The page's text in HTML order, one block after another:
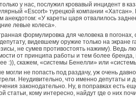
у нас, послужил кровавый инцидент в
«Escort» турецкой компании «Хатсан».
анекдотом: «У кареты царя отвалилось
левые колеса».
формулировка для человека в
видевшему оружие только на экране
не сумев противостоять нажиму). Ведь
от принципа работы и тем более
:)), скажем, «системы Бенелли» или
могли не попасть под раздачу, уж очень
Неудивительно, что именно депутаты и
законодательно. Ну, в поправках есть
статьи, кому интересно, найдут где о них